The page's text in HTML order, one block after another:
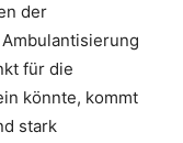
der
für die
könnte, kommt
stark